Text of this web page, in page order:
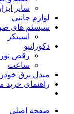
سایر
لوازم جانبی
سیستم های
اسپیکر
دکوراتیو
رقص نور
ساعت
مبدل برق
راهنمای
صفحه اصلی